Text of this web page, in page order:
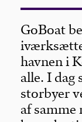
GoBoat
havnen i
alle. I dag
storbyer
af